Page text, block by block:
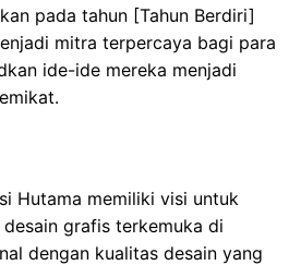
pada tahun [Tahun Berdiri]
mitra terpercaya bagi para
ide-ide mereka menjadi
Hutama memiliki visi untuk
grafis terkemuka di
dengan kualitas desain yang